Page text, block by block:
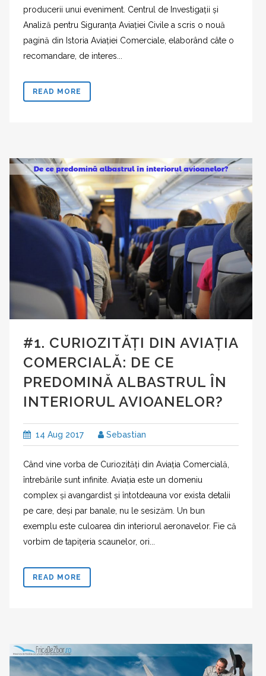
producerii unui eveniment. Centrul de Investigații și
Analiză pentru Siguranța Aviației Civile a scris o nouă
pagină din Istoria Aviației Comerciale, elaborând câte o
recomandare, de interes...
READ MORE
#1. CURIOZITĂȚI DIN AVIAȚIA
COMERCIALĂ: DE CE
PREDOMINĂ ALBASTRUL ÎN
INTERIORUL AVIOANELOR?
14 Aug 2017 Sebastian
Când vine vorba de Curiozități din Aviația Comercială,
întrebările sunt infinite. Aviația este un domeniu
complex și avangardist și întotdeauna vor exista detalii
pe care, deși par banale, nu le sesizăm. Un bun
exemplu este culoarea din interiorul aeronavelor. Fie că
vorbim de tapițeria scaunelor, ori...
READ MORE